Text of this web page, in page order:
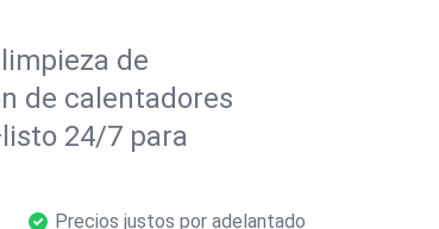
de
de calentadores
24/7 para
Precios justos por adelantado